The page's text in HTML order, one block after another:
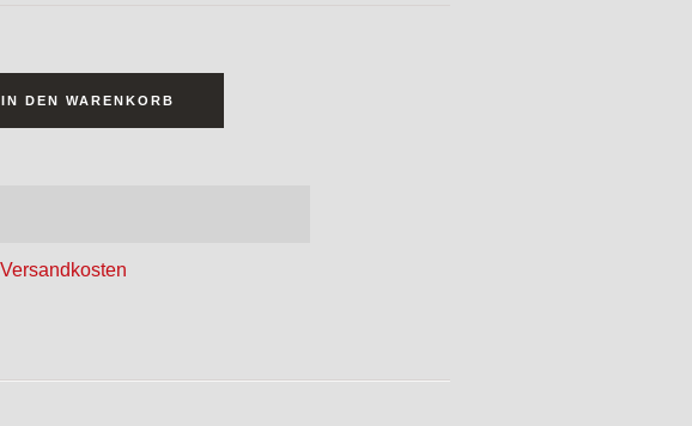
IN DEN WARENKORB
Versandkosten